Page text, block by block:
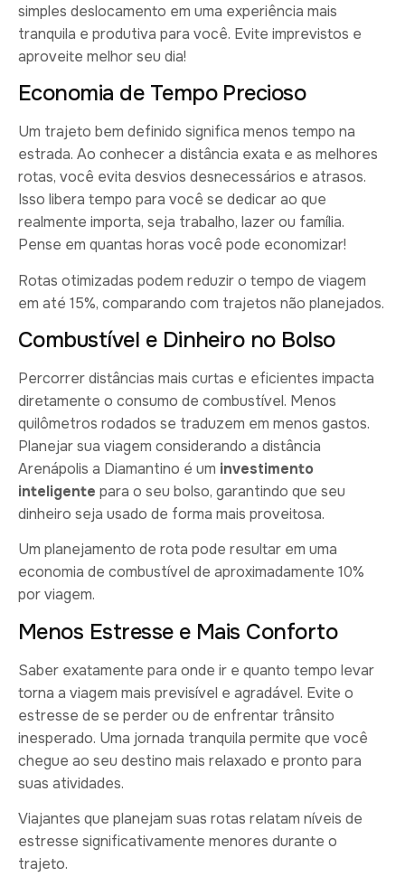
simples deslocamento em uma experiência mais
tranquila e produtiva para você. Evite imprevistos e
aproveite melhor seu dia!
Economia de Tempo Precioso
Um trajeto bem definido significa menos tempo na
estrada. Ao conhecer a distância exata e as melhores
rotas, você evita desvios desnecessários e atrasos.
Isso libera tempo para você se dedicar ao que
realmente importa, seja trabalho, lazer ou família.
Pense em quantas horas você pode economizar!
Rotas otimizadas podem reduzir o tempo de viagem
em até 15%, comparando com trajetos não planejados.
Combustível e Dinheiro no Bolso
Percorrer distâncias mais curtas e eficientes impacta
diretamente o consumo de combustível. Menos
quilômetros rodados se traduzem em menos gastos.
Planejar sua viagem considerando a distância
Arenápolis a Diamantino é um investimento
inteligente para o seu bolso, garantindo que seu
dinheiro seja usado de forma mais proveitosa.
Um planejamento de rota pode resultar em uma
economia de combustível de aproximadamente 10%
por viagem.
Menos Estresse e Mais Conforto
Saber exatamente para onde ir e quanto tempo levar
torna a viagem mais previsível e agradável. Evite o
estresse de se perder ou de enfrentar trânsito
inesperado. Uma jornada tranquila permite que você
chegue ao seu destino mais relaxado e pronto para
suas atividades.
Viajantes que planejam suas rotas relatam níveis de
estresse significativamente menores durante o
trajeto.